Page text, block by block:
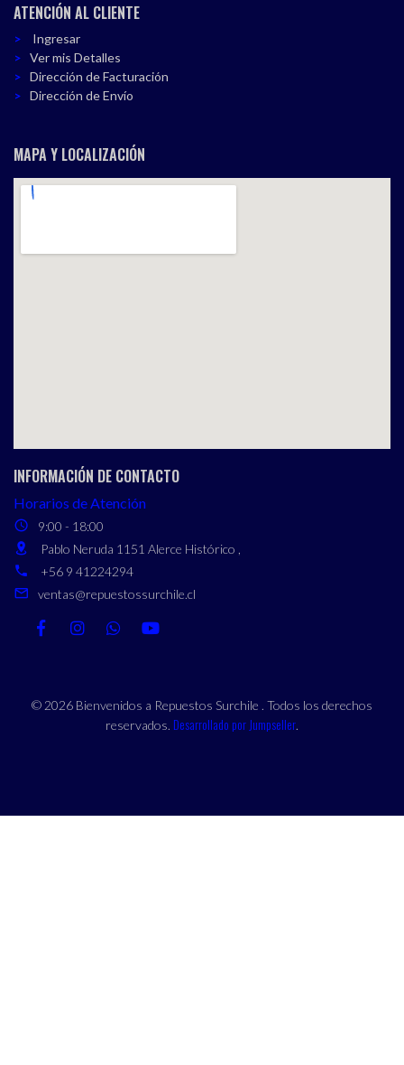
ATENCIÓN AL CLIENTE
Ingresar
Ver mis Detalles
Dirección de Facturación
Dirección de Envío
MAPA Y LOCALIZACIÓN
INFORMACIÓN DE CONTACTO
Horarios de Atención
9:00 - 18:00
Pablo Neruda 1151 Alerce Histórico ,
+56 9 41224294
ventas@repuestossurchile.cl
© 2026 Bienvenidos a Repuestos Surchile . Todos los derechos
reservados. Desarrollado por Jumpseller.